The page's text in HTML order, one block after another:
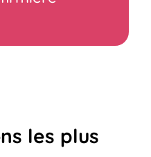
les plus